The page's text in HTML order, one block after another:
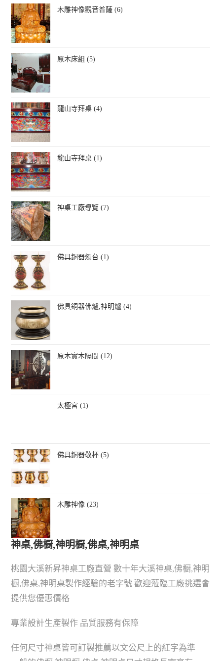
木雕神像觀音普薩 (6)
原木床組 (5)
龍山寺拜桌 (4)
龍山寺拜桌 (1)
神桌工廠導覽 (7)
佛具銅器燭台 (1)
佛具銅器佛爐,神明爐 (4)
原木實木隔間 (12)
太極宮 (1)
佛具銅器敬杯 (5)
木雕神像 (23)
神桌,佛橱,神明橱,佛桌,神明桌
桃園大溪新昇神桌工廠直營 數十年大溪神桌,佛橱,神明
橱,佛桌,神明桌製作經驗的老字號 歡迎蒞臨工廠挑選會
提供您優惠價格
專業設計生產製作 品質服務有保障
任何尺寸神桌皆可訂製推薦以文公尺上的紅字為準